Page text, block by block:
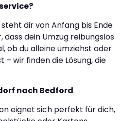
dir von Anfang bis Ende
dass dein Umzug reibungslos
ob du alleine umziehst oder
– wir finden die Lösung, die
nach Bedford
eignet sich perfekt für dich,